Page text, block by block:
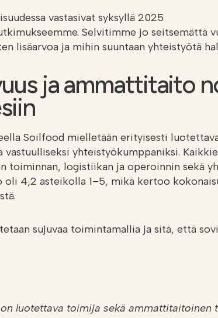
vastasivat syksyllä 2025
Selvitimme jo seitsemättä
lisäarvoa ja mihin suuntaan yhteistyötä
ja ammattitaito
Soilfood mielletään erityisesti
yhteistyökumppaniksi.
toiminnan, logistiikan ja operoinnin sekä
oli 4,2 asteikolla 1–5, mikä kertoo
sujuvaa toimintamallia ja sitä, että
luotettava toimija sekä ammattitaitoinen